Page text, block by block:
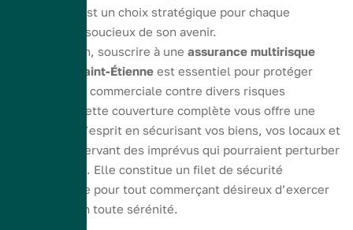
multirisque est un choix stratégique pour chaque
commerçant soucieux de son avenir.
En conclusion, souscrire à une assurance multirisque
commerce Saint-Étienne est essentiel pour protéger
votre activité commerciale contre divers risques
potentiels. Cette couverture complète vous offre une
tranquillité d’esprit en sécurisant vos biens, vos locaux et
en vous préservant des imprévus qui pourraient perturber
votre activité. Elle constitue un filet de sécurité
indispensable pour tout commerçant désireux d’exercer
son métier en toute sérénité.